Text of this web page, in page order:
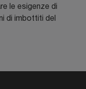
le esigenze di
di imbottiti del